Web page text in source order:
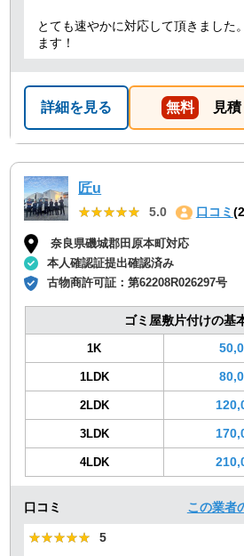
とても速やかに対応して頂きました
ます！
詳細を見る 無料 見積
匠u
★★★★★
★★★★★ 5.0 口コミ
奈良県磯城郡田原本町対応
本人確認証提出確認済み
古物商許可証：第62208R026297号
ゴミ屋敷片付けの基
1K
1LDK
2LDK
3LDK
4LDK
口コミ この業者
★★★★★
★★★★★ 5